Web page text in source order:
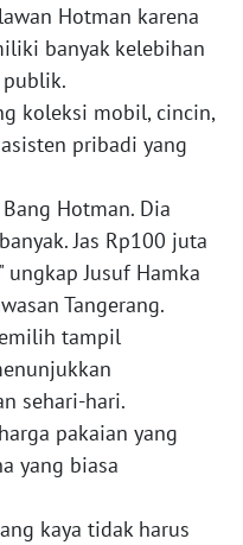
Hotman karena
banyak kelebihan
koleksi mobil, cincin,
pribadi yang
Hotman. Dia
Jas Rp100 juta
ungkap Jusuf Hamka
Tangerang.
tampil
sehari-hari.
pakaian yang
yang biasa
kaya tidak harus